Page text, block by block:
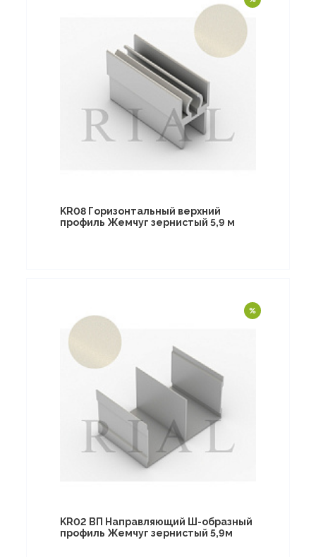
KR08 Горизонтальный верхний
профиль Жемчуг зернистый 5,9 м
KR02 ВП Направляющий Ш-образный
профиль Жемчуг зернистый 5,9м